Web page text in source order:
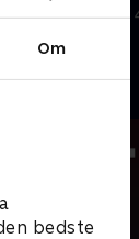
Om
bedste
22 min